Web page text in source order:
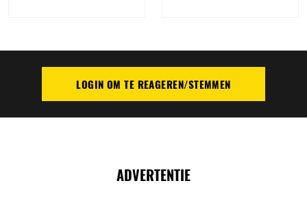
PLAATS REACTIELOGIN OM TE REAGEREN/STEMMEN
ADVERTENTIE